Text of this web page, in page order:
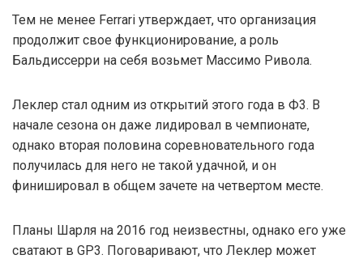
Тем не менее Ferrari утверждает, что организация
продолжит свое функционирование, а роль
Бальдиссерри на себя возьмет Массимо Ривола.
Леклер стал одним из открытий этого года в Ф3. В
начале сезона он даже лидировал в чемпионате,
однако вторая половина соревновательного года
получилась для него не такой удачной, и он
финишировал в общем зачете на четвертом месте.
Планы Шарля на 2016 год неизвестны, однако его уже
сватают в GP3. Поговаривают, что Леклер может